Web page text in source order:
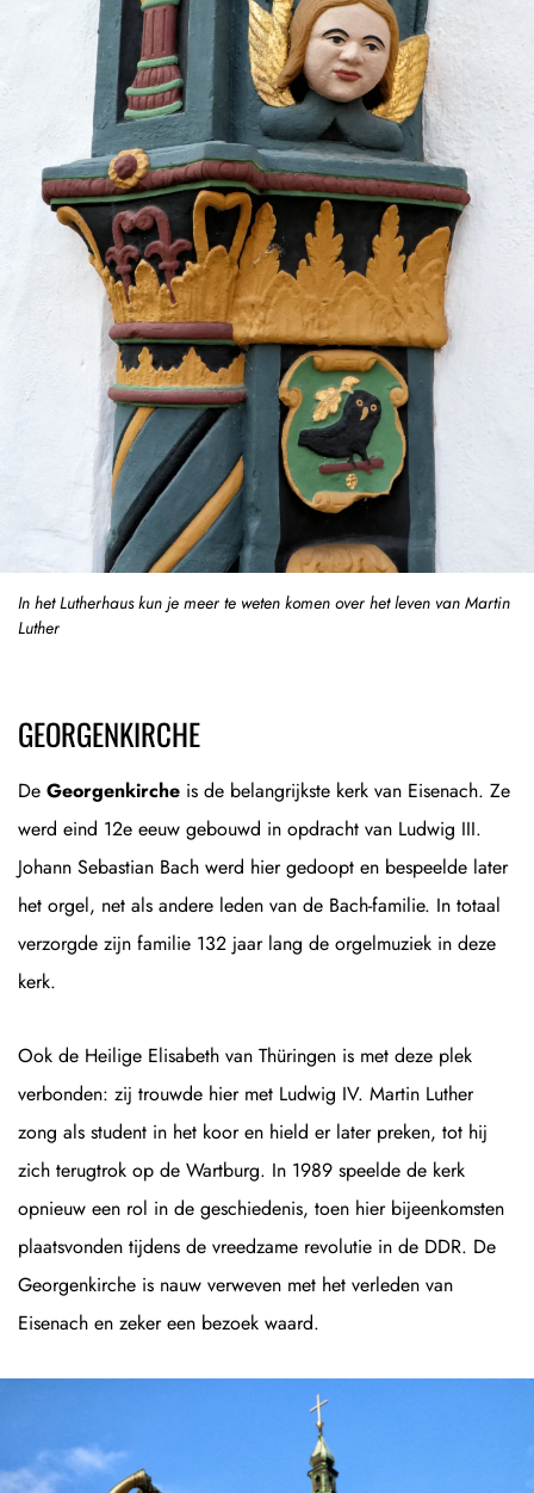
In het Lutherhaus kun je meer te weten komen over het leven van Martin
Luther
GEORGENKIRCHE
De Georgenkirche is de belangrijkste kerk van Eisenach. Ze
werd eind 12e eeuw gebouwd in opdracht van Ludwig III.
Johann Sebastian Bach werd hier gedoopt en bespeelde later
het orgel, net als andere leden van de Bach-familie. In totaal
verzorgde zijn familie 132 jaar lang de orgelmuziek in deze
kerk.
Ook de Heilige Elisabeth van Thüringen is met deze plek
verbonden: zij trouwde hier met Ludwig IV. Martin Luther
zong als student in het koor en hield er later preken, tot hij
zich terugtrok op de Wartburg. In 1989 speelde de kerk
opnieuw een rol in de geschiedenis, toen hier bijeenkomsten
plaatsvonden tijdens de vreedzame revolutie in de DDR. De
Georgenkirche is nauw verweven met het verleden van
Eisenach en zeker een bezoek waard.